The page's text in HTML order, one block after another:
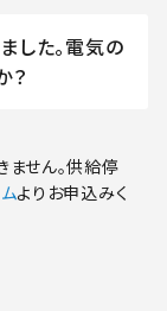
した。電気の
？
せん。供給停
よりお申込みく